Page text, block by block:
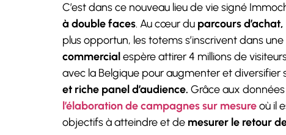
C’est dans ce nouveau lieu de vie signé
à double faces. Au cœur du parcours d’achat,
plus opportun, les totems s’inscrivent dans
commercialespère attirer 4 millions de
avec la Belgique pour augmenter et diversifier
et riche panel d’audience. Grâce aux
l’élaboration de campagnes sur mesureoù il
objectifs à atteindre et de mesurer le retour